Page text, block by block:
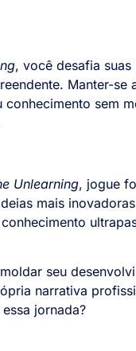
, você desafia
Manter-se
conhecimento sem
Unlearning, jogue
mais
seu
narrativa
jornada?